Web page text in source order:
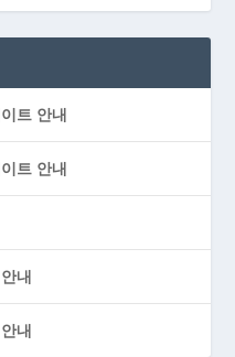
트 안내
트 안내
내
내